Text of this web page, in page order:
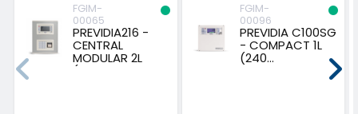
FGIM-
00065
PREVIDIA216 -
CENTRAL
MODULAR 2L
(EXP...
FGIM-
00096
PREVIDIA C100SG
- COMPACT 1L
(240...